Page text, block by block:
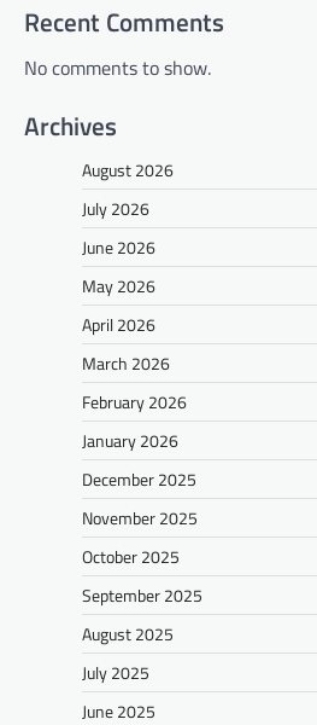
Recent Comments
No comments to show.
Archives
August 2026
July 2026
June 2026
May 2026
April 2026
March 2026
February 2026
January 2026
December 2025
November 2025
October 2025
September 2025
August 2025
July 2025
June 2025